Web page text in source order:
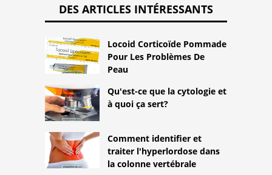
DES ARTICLES INTÉRESSANTS
Locoid Corticoïde Pommade
Pour Les Problèmes De
Peau
Qu'est-ce que la cytologie et
à quoi ça sert?
Comment identifier et
traiter l'hyperlordose dans
la colonne vertébrale